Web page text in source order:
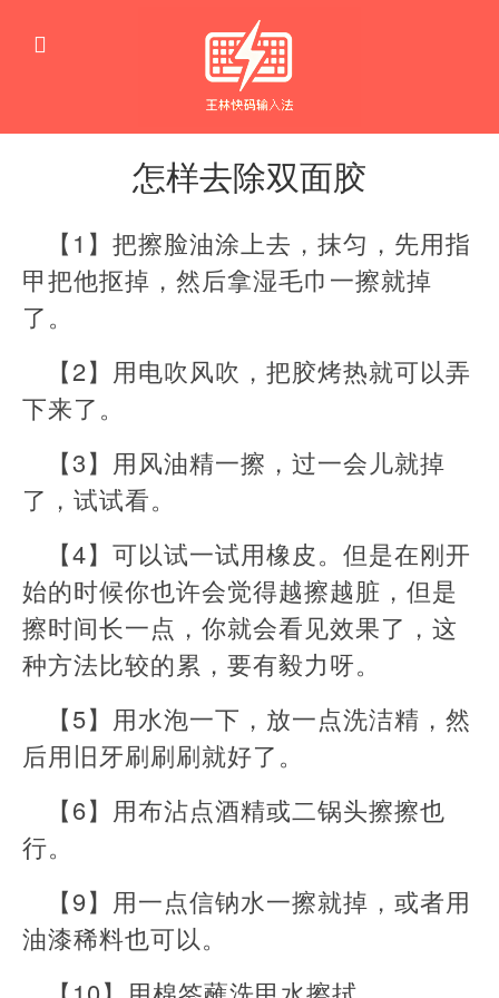
怎样去除双面胶
门
【1】把擦脸油涂上去，抹匀，先用指
甲把他抠掉，然后拿湿毛巾一擦就掉
了。
【2】用电吹风吹，把胶烤热就可以弄
下来了。
【3】用风油精一擦，过一会儿就掉
了，试试看。
【4】可以试一试用橡皮。但是在刚开
始的时候你也许会觉得越擦越脏，但是
擦时间长一点，你就会看见效果了，这
种方法比较的累，要有毅力呀。
【5】用水泡一下，放一点洗洁精，然
后用旧牙刷刷刷就好了。
【6】用布沾点酒精或二锅头擦擦也
行。
【9】用一点信钠水一擦就掉，或者用
油漆稀料也可以。